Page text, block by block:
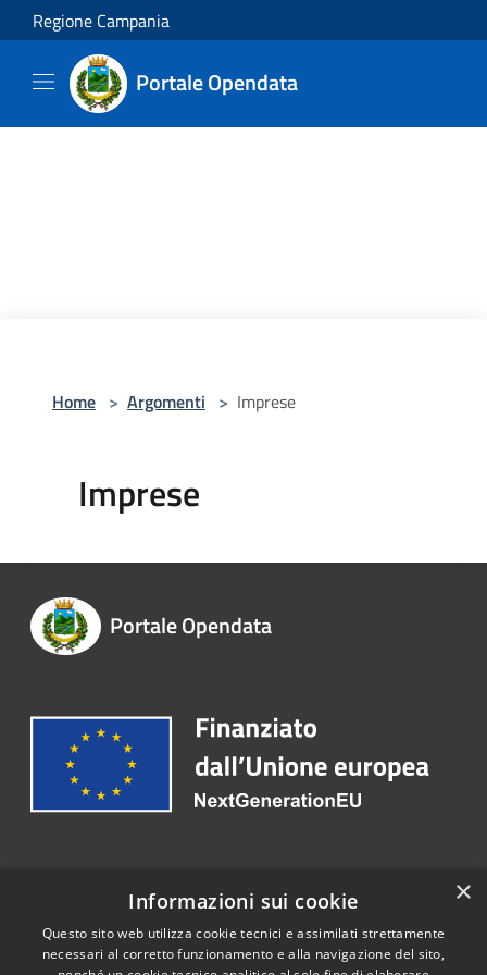
Salta al contenuto principale
Regione Campania
Portale Opendata
Home > Argomenti > Imprese
Imprese
Portale Opendata
Recapiti e contatti
Telefono: +39 0825 666125
×
Informazioni sui cookie
Questo sito web utilizza cookie tecnici e assimilati strettamente
necessari al corretto funzionamento e alla navigazione del sito,